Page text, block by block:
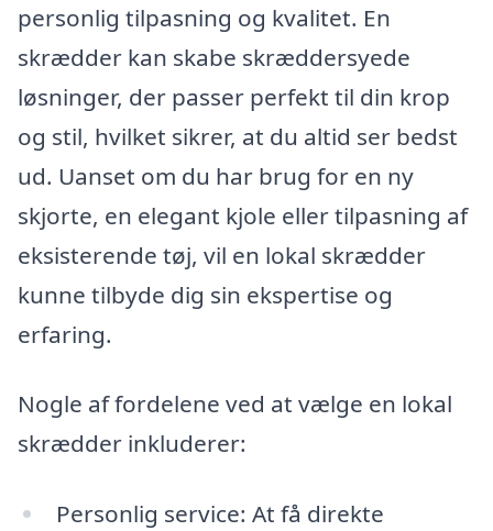
personlig tilpasning og kvalitet. En
skrædder kan skabe skræddersyede
løsninger, der passer perfekt til din krop
og stil, hvilket sikrer, at du altid ser bedst
ud. Uanset om du har brug for en ny
skjorte, en elegant kjole eller tilpasning af
eksisterende tøj, vil en lokal skrædder
kunne tilbyde dig sin ekspertise og
erfaring.
Nogle af fordelene ved at vælge en lokal
skrædder inkluderer:
Personlig service: At få direkte